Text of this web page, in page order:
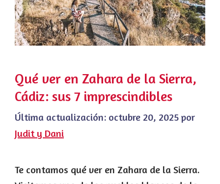
Qué ver en Zahara de la Sierra,
Cádiz: sus 7 imprescindibles
Última actualización: octubre 20, 2025 por
Judit y Dani
Te contamos qué ver en Zahara de la Sierra.